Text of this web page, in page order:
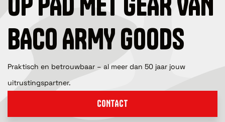
BACO ARMY GOODS
Praktisch en betrouwbaar – al meer dan 50 jaar jouw
uitrustingspartner.
CONTACT